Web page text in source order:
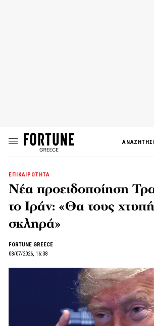
ΕΠΙΚΑΙΡΟΤΗΤΑ
Νέα προειδοποίηση
το Ιράν: «Θα τους
σκληρά»
FORTUNE GREECE
08/07/2026, 16:38